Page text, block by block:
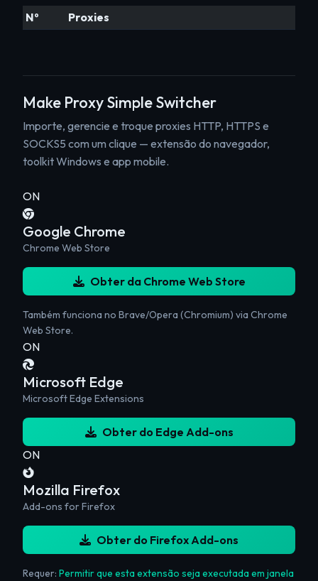
Nº Proxies
Make Proxy Simple Switcher
Importe, gerencie e troque proxies HTTP, HTTPS e
SOCKS5 com um clique — extensão do navegador,
toolkit Windows e app mobile.
ON
Google Chrome
Chrome Web Store
Obter da Chrome Web Store
Também funciona no Brave/Opera (Chromium) via Chrome
Web Store.
ON
Microsoft Edge
Microsoft Edge Extensions
Obter do Edge Add-ons
ON
Mozilla Firefox
Add-ons for Firefox
Obter do Firefox Add-ons
Requer: Permitir que esta extensão seja executada em janela